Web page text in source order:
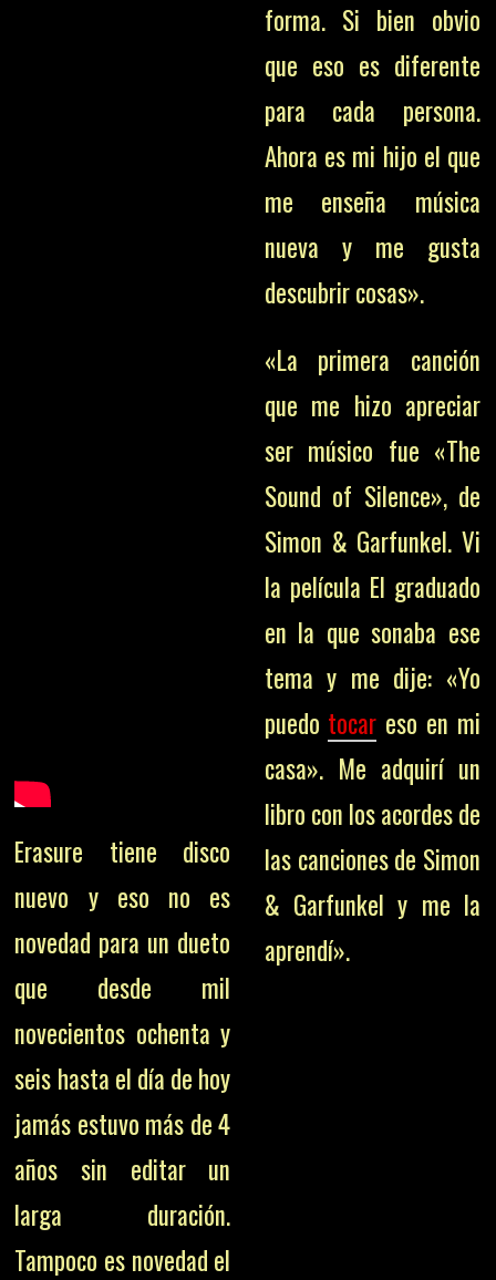
Erasure tiene disco
nuevo y eso no es
novedad para un dueto
que desde mil
novecientos ochenta y
seis hasta el día de hoy
jamás estuvo más de 4
años sin editar un
larga duración.
Tampoco es novedad el
forma. Si bien obvio
que eso es diferente
para cada persona.
Ahora es mi hijo el que
me enseña música
nueva y me gusta
descubrir cosas».
«La primera canción
que me hizo apreciar
ser músico fue «The
Sound of Silence», de
Simon & Garfunkel. Vi
la película El graduado
en la que sonaba ese
tema y me dije: «Yo
puedo tocareso en mi
casa». Me adquirí un
libro con los acordes de
las canciones de Simon
& Garfunkel y me la
aprendí».